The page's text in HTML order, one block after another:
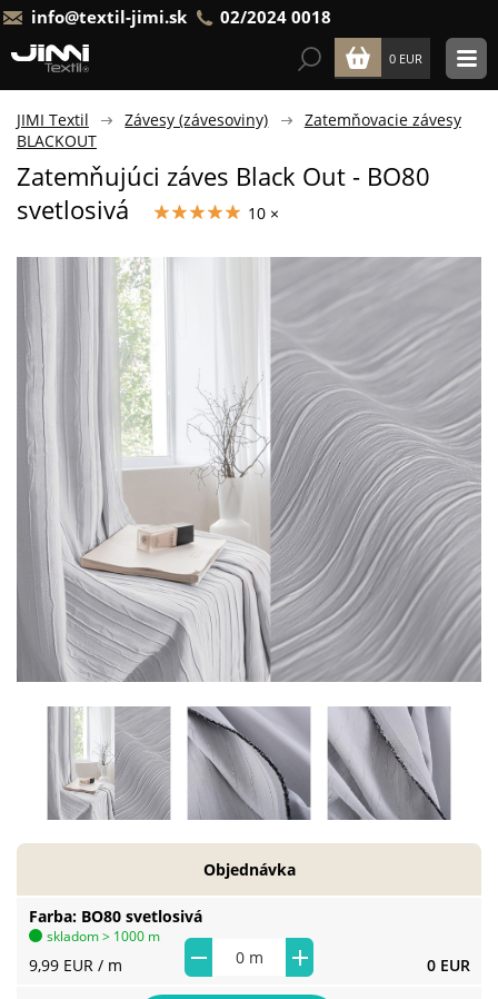
info@textil-jimi.sk 02/2024 0018
0 EUR
JIMI Textil Závesy (závesoviny)
Zatemňovacie závesy
BLACKOUT
Zatemňujúci záves Black Out - BO80
svetlosivá
10 ×
Farba BO80 svetlosivá
9,99 EUR / m 0 EUR
skladom > 1000 m
Objednávka